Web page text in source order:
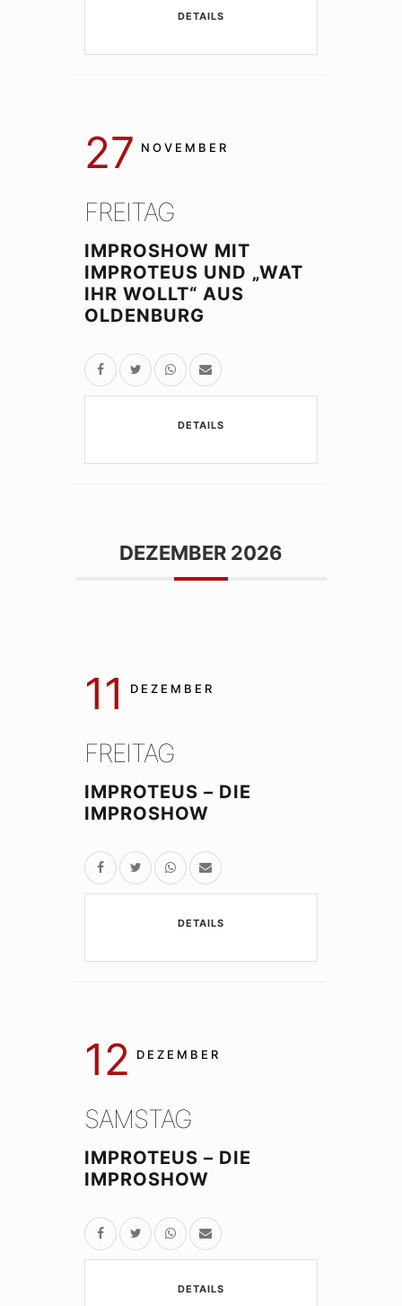
DETAILS
27 NOVEMBER
FREITAG
IMPROSHOW MIT
IMPROTEUS UND „WAT
IHR WOLLT“ AUS
OLDENBURG
DETAILS
DEZEMBER 2026
11 DEZEMBER
FREITAG
IMPROTEUS – DIE
IMPROSHOW
DETAILS
12 DEZEMBER
SAMSTAG
IMPROTEUS – DIE
IMPROSHOW
DETAILS